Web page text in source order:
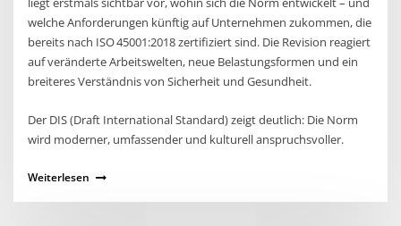
welche Anforderungen künftig auf Unternehmen zukommen, die
bereits nach ISO 45001:2018 zertifiziert sind. Die Revision reagiert
auf veränderte Arbeitswelten, neue Belastungsformen und ein
breiteres Verständnis von Sicherheit und Gesundheit.
Der DIS (Draft International Standard) zeigt deutlich: Die Norm
wird moderner, umfassender und kulturell anspruchsvoller.
Weiterlesen